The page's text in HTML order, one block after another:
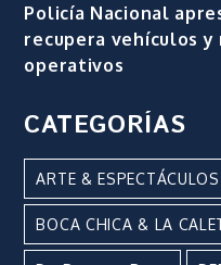
Policía Nacional
recupera vehículos
operativos
CATEGORÍAS
ARTE & ESPECTÁCULOS
BOCA CHICA & LA